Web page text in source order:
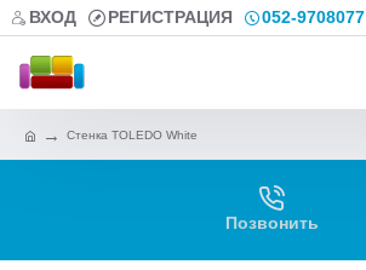
ВХОД РЕГИСТРАЦИЯ 052-9708077
Стенка TOLEDO White
Позвонить